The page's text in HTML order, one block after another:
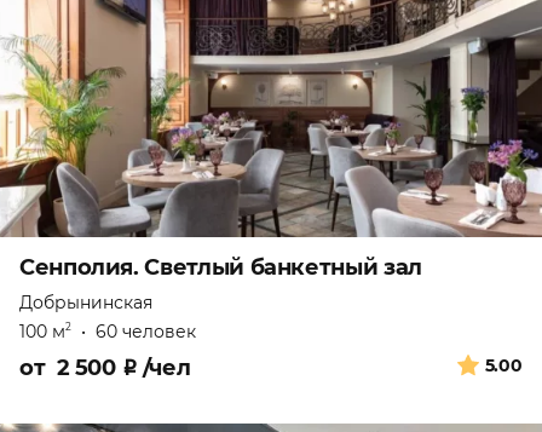
Сенполия. Светлый банкетный зал
Добрынинская
100 м2 • 60 человек
5.00
от 2 500 ₽ /чел